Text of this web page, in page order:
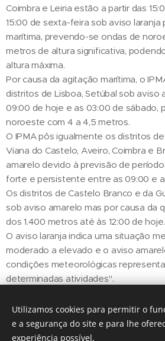
Coimbra e Leiria estão a partir das
15:00 de sexta-feira sob aviso laranja
marítima, prevendo-se ondas de
metros de altura significativa,
altura máxima.
Por causa da agitação marítima, o
distritos de Lisboa, Setúbal sob aviso
09:00 de hoje e as 03:00 de sábado,
noroeste com 4 a 4,5 metros.
O IPMA pôs igualmente os distritos
Viana do Castelo, Aveiro, Coimbra e
amarelo devido à previsão de
forte e persistente entre as 09:00 e
Os distritos de Castelo Branco e da
sob aviso amarelo mas por causa da
dos 1.400 metros até às 12:00 de hoje.
O aviso laranja indica uma situação
moderado a elevado e o aviso
condições meteorológicas
determinadas atividades".
Share
Utilizamos cookies para permitir o
e a segurança do site e para lhe
experiência possível.